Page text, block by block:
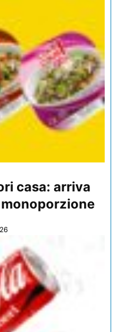
casa: arriva
monoporzione